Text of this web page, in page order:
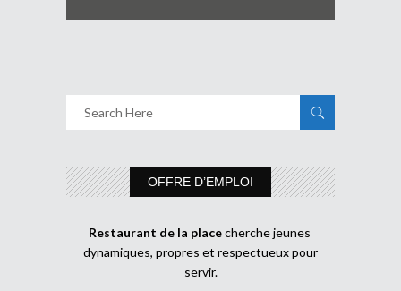
OFFRE D’EMPLOI
Restaurant de la placecherche jeunes
dynamiques, propres et respectueux pour
servir.